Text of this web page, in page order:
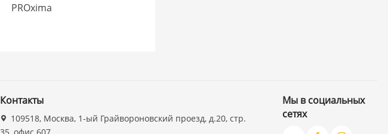
PROxima
Контакты
109518, Москва, 1-ый Грайвороновский проезд, д.20, стр.
Мы в социальных
сетях